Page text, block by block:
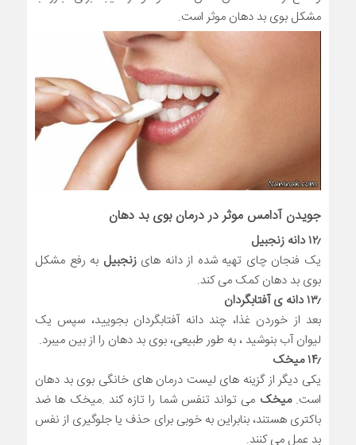
مشکل بوی بد دهان موثر است.
جویدنآدامس موثر در درمان بوی بد دهان
۱۲٫ دانه زنجبیل
یک فنجان چای تهیه شده از دانه هایزنجبیل به رفع مشکل
بوی بد دهان کمک می کند.
۱۳٫ دانه ی آفتابگردان
بعد از خوردن غذا، چند دانه آفتابگردان بجویید، سپس یک
لیوان آب بنوشید ، به طور طبیعی، بوی بد دهان را از بین میبرد.
۱۴٫ میخک
یکی دیگر از گزینه های لیست درمان های خانگی بوی بد دهان
است.میخک می تواند تنفس شما را تازه کند .میخک ها ضد
باکتری هستند، بنابراین به خوبی برای حذف یا جلوگیری از نفس
بد عمل می کنند.